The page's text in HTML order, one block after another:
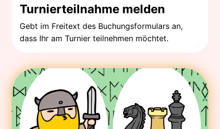
Turnierteilnahme melden
Gebt im Freitext des Buchungsformulars an,
dass Ihr am Turnier teilnehmen möchtet.